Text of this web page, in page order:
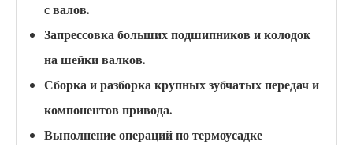
с валов.
Запрессовка больших подшипников и колодок
на шейки валков.
Сборка и разборка крупных зубчатых передач и
компонентов привода.
Выполнение операций по термоусадке